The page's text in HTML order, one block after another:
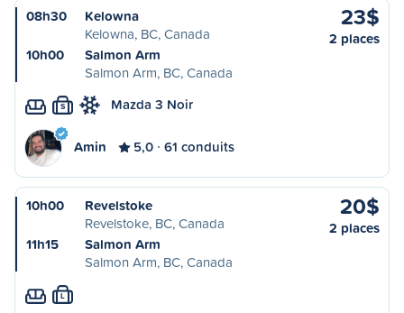
08h30
Kelowna
Kelowna, BC, Canada
10h00
Salmon Arm
Salmon Arm, BC, Canada
23$
2 places
S Mazda 3 Noir
Amin 5,0 61 conduits
10h00
Revelstoke
Revelstoke, BC, Canada
11h15
Salmon Arm
Salmon Arm, BC, Canada
20$
2 places
L